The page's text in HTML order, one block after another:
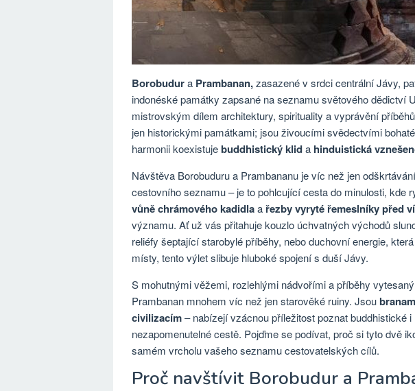
Borobudura Prambanan,zasazené v srdci centrální Jávy,
indonéské památky zapsané na seznamu světového dědictví
mistrovským dílem architektury, spirituality a vyprávění
jen historickými památkami; jsou živoucími svědectvími
harmonii koexistujebuddhistický klida hinduistická
Návštěva Borobuduru a Prambananu je víc než jen
cestovního seznamu – je to pohlcující cesta do minulosti, kde
vůně chrámového kadidlaařezby vyryté řemeslníky před
významu. Ať už vás přitahuje kouzlo úchvatných východů
reliéfy šeptající starobylé příběhy, nebo duchovní energie,
místy, tento výlet slibuje hluboké spojení s duší Jávy.
S mohutnými věžemi, rozlehlými nádvořími a příběhy
Prambanan mnohem víc než jen starověké ruiny. Jsou
civilizacím– nabízejí vzácnou příležitost poznat buddhistické
nezapomenutelné cestě. Pojďme se podívat, proč si tyto dvě
samém vrcholu vašeho seznamu cestovatelských cílů.
Proč navštívit Borobudur a